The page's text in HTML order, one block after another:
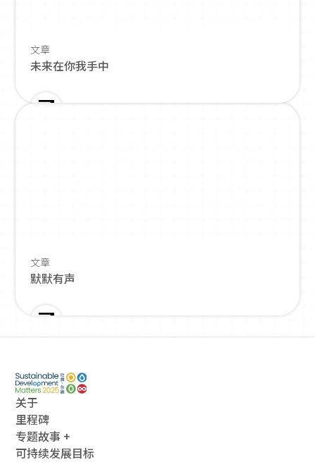
文章
未来在你我手中
文章
默默有声
关于
里程碑
专题故事 +
可持续发展目标